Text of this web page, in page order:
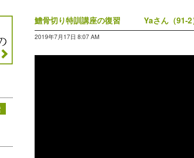
鱧骨切り特訓講座の復習 Yaさん（91-2
2019年7月17日 8:07 AM